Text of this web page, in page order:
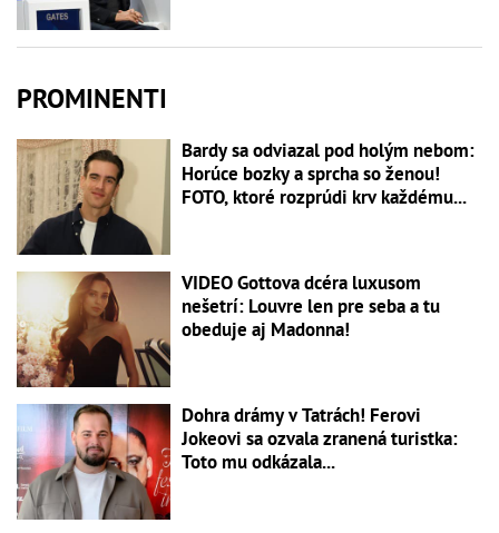
PROMINENTI
Bardy sa odviazal pod holým nebom:
Horúce bozky a sprcha so ženou!
FOTO, ktoré rozprúdi krv každému...
VIDEO Gottova dcéra luxusom
nešetrí: Louvre len pre seba a tu
obeduje aj Madonna!
Dohra drámy v Tatrách! Ferovi
Jokeovi sa ozvala zranená turistka:
Toto mu odkázala...